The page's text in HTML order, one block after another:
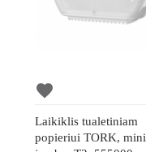
favorite
Laikiklis tualetiniam
popieriui TORK, mini